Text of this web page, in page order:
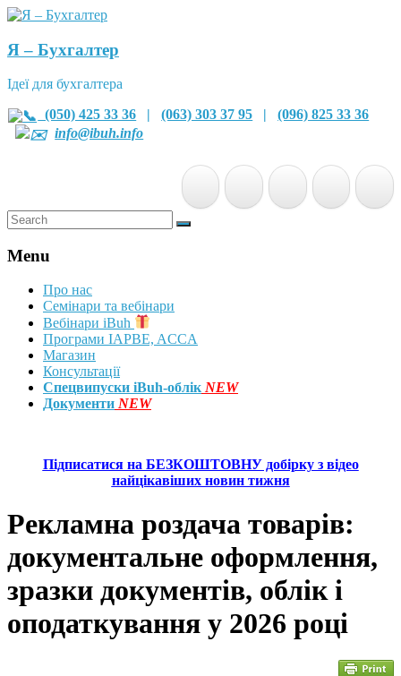
Я – Бухгалтер
Ідеї для бухгалтера
(050) 425 33 36 |(063) 303 37 95 |(096) 825 33 36
info@ibuh.info
Menu
Про нас
Семінари та вебінари
Вебінари iBuh
Програми IAPBE, ACCA
Магазин
Консультації
Спецвипуски iBuh-облік NEW
Документи NEW
Підписатися на БЕЗКОШТОВНУ добірку з відео
найцікавіших новин тижня
Рекламна роздача товарів:
документальне оформлення,
зразки документів, облік і
оподаткування у 2026 році